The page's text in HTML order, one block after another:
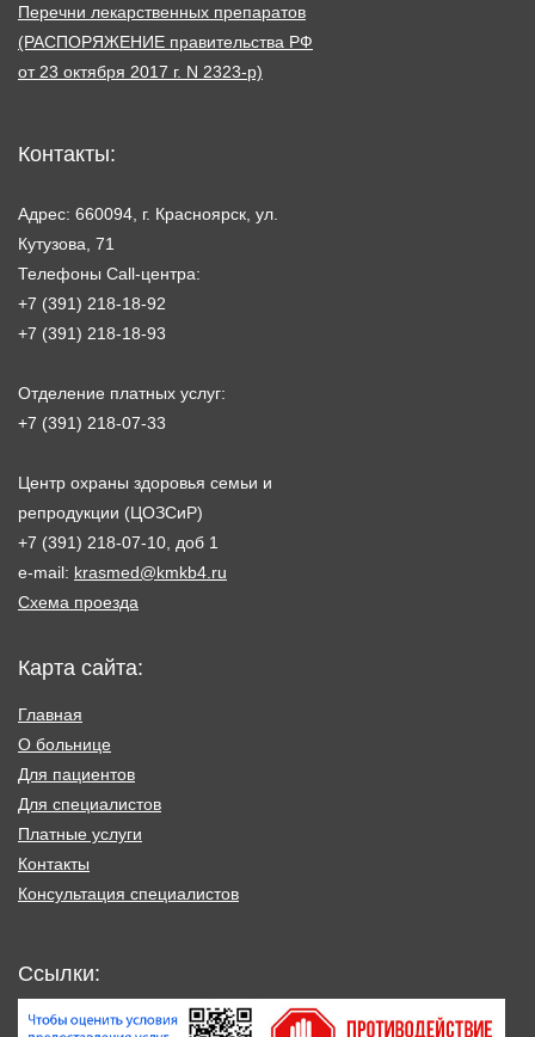
Перечни лекарственных препаратов
(РАСПОРЯЖЕНИЕ правительства РФ
от 23 октября 2017 г. N 2323-р)
Контакты:
Адрес: 660094, г. Красноярск, ул.
Кутузова, 71
Телефоны Call-центра:
+7 (391) 218-18-92
+7 (391) 218-18-93
Отделение платных услуг:
+7 (391) 218-07-33
Центр охраны здоровья семьи и
репродукции (ЦОЗСиР)
+7 (391) 218-07-10, доб 1
e-mail: krasmed@kmkb4.ru
Схема проезда
Карта сайта:
Главная
О больнице
Для пациентов
Для специалистов
Платные услуги
Контакты
Консультация специалистов
Ссылки: